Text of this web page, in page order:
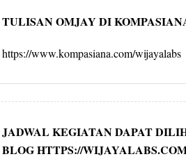
TULISAN OMJAY DI
https://www.kompasiana.com/wijayalabs
JADWAL KEGIATAN DAPAT
BLOG HTTPS://